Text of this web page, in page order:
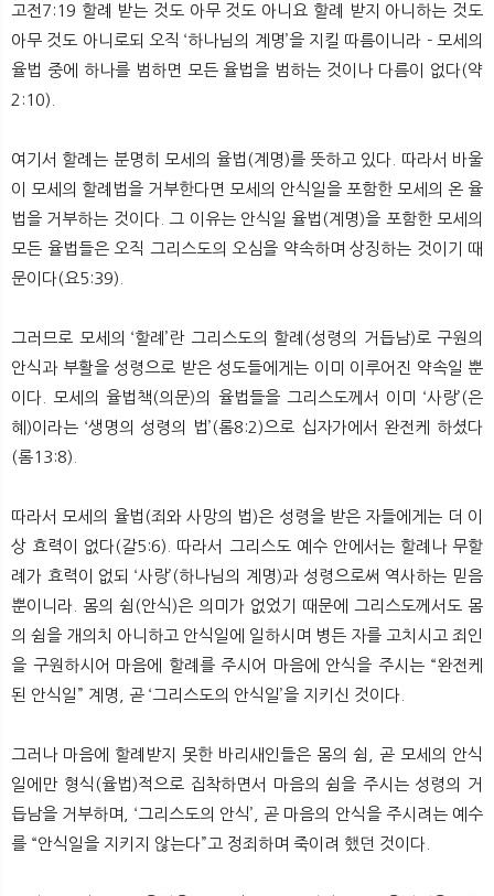
고전7:19 할례 받는 것도 아무 것도 아니요 할례 받지 아니하는 것도
아무 것도 아니로되 오직 ‘하나님의 계명’을 지킬 따름이니라 - 모세의
율법 중에 하나를 범하면 모든 율법을 범하는 것이나 다름이 없다(약
2:10).
여기서 할례는 분명히 모세의 율법(계명)를 뜻하고 있다. 따라서 바울
이 모세의 할례법을 거부한다면 모세의 안식일을 포함한 모세의 온 율
법을 거부하는 것이다. 그 이유는 안식일 율법(계명)을 포함한 모세의
모든 율법들은 오직 그리스도의 오심을 약속하며 상징하는 것이기 때
문이다(요5:39).
그러므로 모세의 ‘할례’란 그리스도의 할례(성령의 거듭남)로 구원의
안식과 부활을 성령으로 받은 성도들에게는 이미 이루어진 약속일 뿐
이다. 모세의 율법책(의문)의 율법들을 그리스도께서 이미 ‘사랑’(은
혜)이라는 ‘생명의 성령의 법’(롬8:2)으로 십자가에서 완전케 하셨다
(롬13:8).
따라서 모세의 율법(죄와 사망의 법)은 성령을 받은 자들에게는 더 이
상 효력이 없다(갈5:6). 따라서 그리스도 예수 안에서는 할례나 무할
례가 효력이 없되 ‘사랑’(하나님의 계명)과 성령으로써 역사하는 믿음
뿐이니라. 몸의 쉼(안식)은 의미가 없었기 때문에 그리스도께서도 몸
의 쉼을 개의치 아니하고 안식일에 일하시며 병든 자를 고치시고 죄인
을 구원하시어 마음에 할례를 주시어 마음에 안식을 주시는 “완전케
된 안식일” 계명, 곧 ‘그리스도의 안식일’을 지키신 것이다.
그러나 마음에 할례받지 못한 바리새인들은 몸의 쉼, 곧 모세의 안식
일에만 형식(율법)적으로 집착하면서 마음의 쉼을 주시는 성령의 거
듭남을 거부하며, ‘그리스도의 안식’, 곧 마음의 안식을 주시려는 예수
를 “안식일을 지키지 않는다”고 정죄하며 죽이려 했던 것이다.